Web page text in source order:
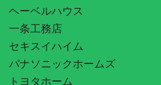
ヘーベルハウス
一条工務店
セキスイハイム
パナソニックホームズ
トヨタホーム